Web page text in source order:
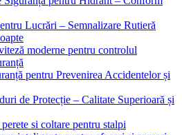
Lucrări – Semnalizare Rutieră
moderne pentru controlul
pentru Prevenirea Accidentelor și
de Protecție – Calitate Superioară și
si coltare pentru stalpi